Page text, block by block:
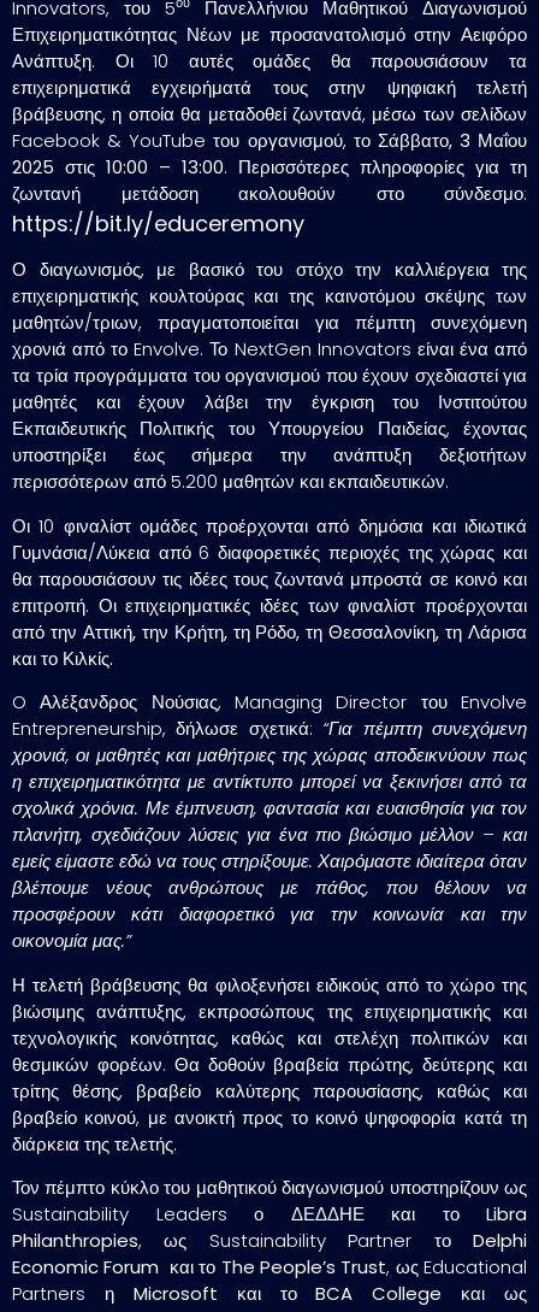
Innovators, του 5
Πανελλήνιου Μαθητικού Διαγωνισμού
Επιχειρηματικότητας Νέων με προσανατολισμό στην Αειφόρο
Ανάπτυξη. Οι 10 αυτές ομάδες θα παρουσιάσουν τα
επιχειρηματικά εγχειρήματά τους στην ψηφιακή τελετή
βράβευσης, η οποία θα μεταδοθεί ζωντανά, μέσω των σελίδων
Facebook & YouTube του οργανισμού, το Σάββατο, 3 Μαΐου
2025 στις 10:00 – 13:00. Περισσότερες πληροφορίες για τη
ζωντανή μετάδοση ακολουθούν στο σύνδεσμο:
https://bit.ly/educeremony
Ο διαγωνισμός, με βασικό του στόχο την καλλιέργεια της
επιχειρηματικής κουλτούρας και της καινοτόμου σκέψης των
μαθητών/τριων, πραγματοποιείται για πέμπτη συνεχόμενη
χρονιά από το Envolve. Το NextGen Innovators είναι ένα από
τα τρία προγράμματα του οργανισμού που έχουν σχεδιαστεί για
μαθητές και έχουν λάβει την έγκριση του Ινστιτούτου
Εκπαιδευτικής Πολιτικής του Υπουργείου Παιδείας, έχοντας
υποστηρίξει έως σήμερα την ανάπτυξη δεξιοτήτων
περισσότερων από 5.200 μαθητών και εκπαιδευτικών.
Οι 10 φιναλίστ ομάδες προέρχονται από δημόσια και ιδιωτικά
Γυμνάσια/Λύκεια από 6 διαφορετικές περιοχές της χώρας και
θα παρουσιάσουν τις ιδέες τους ζωντανά μπροστά σε κοινό και
επιτροπή. Οι επιχειρηματικές ιδέες των φιναλίστ προέρχονται
από την Αττική, την Κρήτη, τη Ρόδο, τη Θεσσαλονίκη, τη Λάρισα
και το Κιλκίς.
O Αλέξανδρος Νούσιας, Managing Director του Envolve
Entrepreneurship, δήλωσε σχετικά: “Για πέμπτη συνεχόμενη
χρονιά, οι μαθητές και μαθήτριες της χώρας αποδεικνύουν πως
η επιχειρηματικότητα με αντίκτυπο μπορεί να ξεκινήσει από τα
σχολικά χρόνια. Με έμπνευση, φαντασία και ευαισθησία για τον
πλανήτη, σχεδιάζουν λύσεις για ένα πιο βιώσιμο μέλλον – και
εμείς είμαστε εδώ να τους στηρίξουμε. Χαιρόμαστε ιδιαίτερα όταν
βλέπουμε νέους ανθρώπους με πάθος, που θέλουν να
προσφέρουν κάτι διαφορετικό για την κοινωνία και την
οικονομία μας.”
Η τελετή βράβευσης θα φιλοξενήσει ειδικούς από το χώρο της
βιώσιμης ανάπτυξης, εκπροσώπους της επιχειρηματικής και
τεχνολογικής κοινότητας, καθώς και στελέχη πολιτικών και
θεσμικών φορέων. Θα δοθούν βραβεία πρώτης, δεύτερης και
τρίτης θέσης, βραβείο καλύτερης παρουσίασης, καθώς και
βραβείο κοινού, με ανοικτή προς το κοινό ψηφοφορία κατά τη
διάρκεια της τελετής.
Τον πέμπτο κύκλο του μαθητικού διαγωνισμού υποστηρίζουν ως
Sustainability Leaders ο ΔΕΔΔΗΕ και το Libra
Philanthropies, ως Sustainability Partner το Delphi
Economic Forum και το The People’s Trust, ως Educational
Partners η Microsoft και τοBCA College και ως